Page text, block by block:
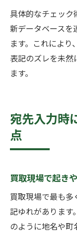
具体的なチェッ
新データベースを
ます。これによ
表記のズレを未然
ます。
宛先入力時
点
買取現場で起き
買取現場で最も
記ゆれがあります
のように地名や町